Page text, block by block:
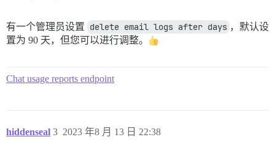
有一个管理员设置 delete email logs after days ，默认设
置为 90 天，但您可以进行调整。
Chat usage reports endpoint
hiddenseal 2023 年8 月 13 日 22:38
3